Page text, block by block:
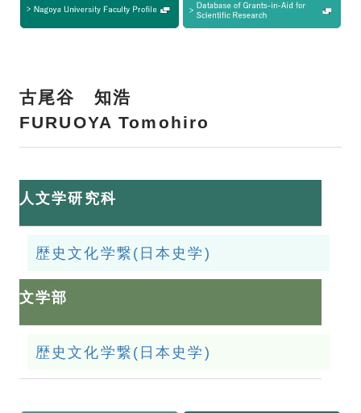
古尾谷 知浩
FURUOYA Tomohiro
人文学研究科
歴史文化学繋(日本史学)
文学部
歴史文化学繋(日本史学)